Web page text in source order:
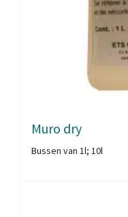
Muro dry
Bussen van 1l; 10l